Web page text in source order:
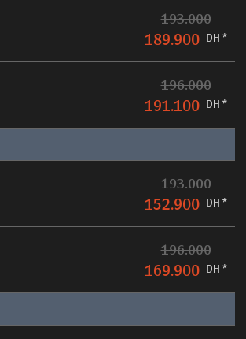
193.000
189.900 DH *
196.000
191.100 DH *
193.000
152.900 DH *
196.000
169.900 DH *